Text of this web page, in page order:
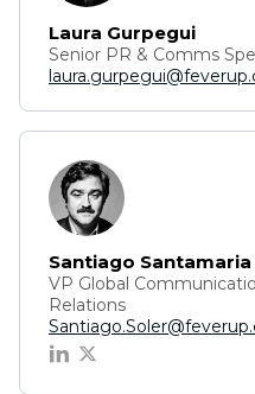
Laura Gurpegui
Senior PR & Comms
Santiago Santamaria
VP Global
Relations